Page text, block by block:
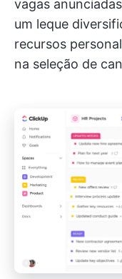
vagas
um leque
recursos
na seleção de